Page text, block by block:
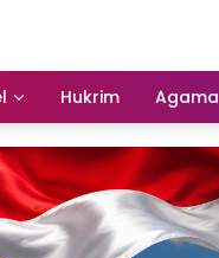
Hukrim Agama